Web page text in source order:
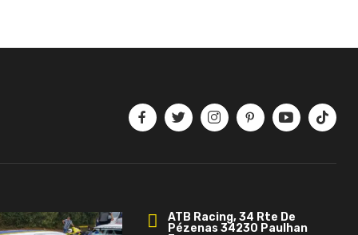
ATB Racing, 34 Rte De
Pézenas 34230 Paulhan